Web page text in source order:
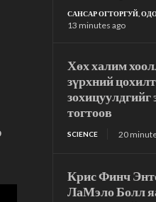
САНСАР ОГТОРГУЙ,
13 minutes ago
Хөх халим
зүрхний
зохицуулдгийг
тогтоов
SCIENCE 20
Крис Финч
ЛаМэло Болл